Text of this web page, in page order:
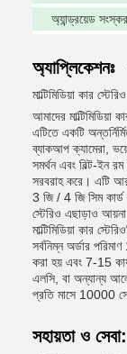
অ্যান্ড্রয়েড
অ্যাপ্লিকেশনঃ
মাল্টিমিডিয়া কার স্টেরিও
আমাদের
এটিতে একটি
ব্যাকআপ ক্যামেরা,
সমর্থন এবং বিল্ট-ইন
সরবরাহ করে। এটি
3 জি / 4 জি সিম কার্ড
স্টেরিও এছাড়াও
মাল্টিমিডিয়া কার
সর্বনিম্ন অর্ডার
করা হয় এবং 7-15
এলসি, বা অন্যান্য
প্রতি মাসে 10000
সহায়তা ও সেবা: